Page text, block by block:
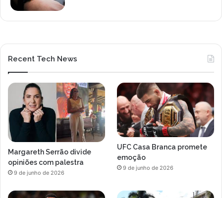
Recent Tech News
Margareth Serrão divide
opiniões com palestra
9 de junho de 2026
UFC Casa Branca promete
emoção
9 de junho de 2026